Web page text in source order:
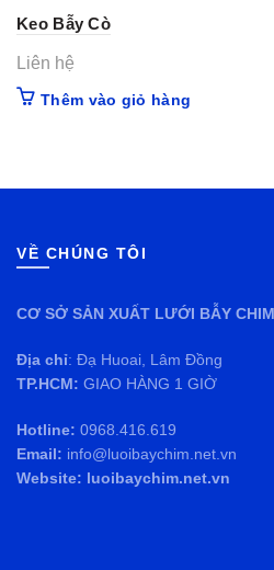
Keo Bẫy Cò
Liên hệ
Thêm vào giỏ hàng
VỀ CHÚNG TÔI
CƠ SỞ SẢN XUẤT LƯỚI BẪY
Địa chỉ: Đạ Huoai, Lâm Đồng
TP.HCM: GIAO HÀNG 1 GIỜ
Hotline: 0968.416.619
Email: info@luoibaychim.net.vn
Website: luoibaychim.net.vn